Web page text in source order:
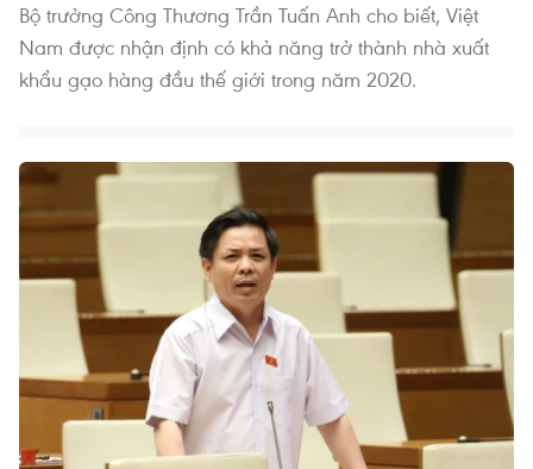
Bộ trưởng Công Thương Trần Tuấn Anh cho biết, Việt
Nam được nhận định có khả năng trở thành nhà xuất
khẩu gạo hàng đầu thế giới trong năm 2020.